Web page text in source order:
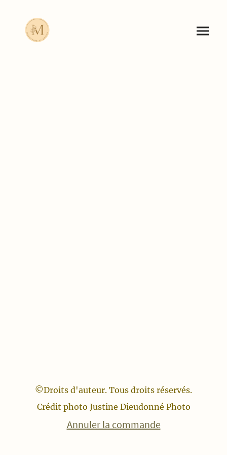
©Droits d'auteur. Tous droits réservés.
Crédit photo Justine Dieudonné Photo
Annuler la commande